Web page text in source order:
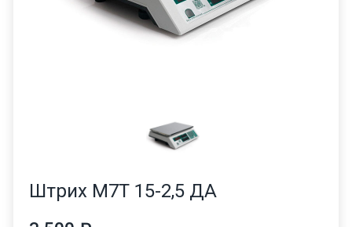
Штрих М7Т 15-2,5 ДА